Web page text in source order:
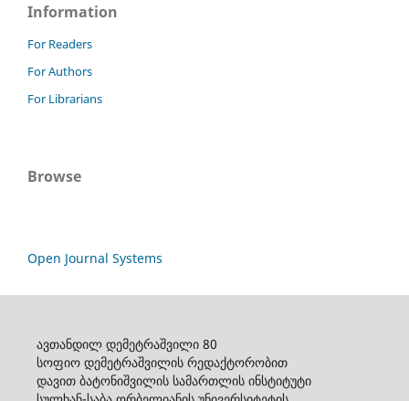
Information
For Readers
For Authors
For Librarians
Browse
Open Journal Systems
ავთანდილ დემეტრაშვილი 80
სოფიო დემეტრაშვილის რედაქტორობით
დავით ბატონიშვილის სამართლის ინსტიტუტი